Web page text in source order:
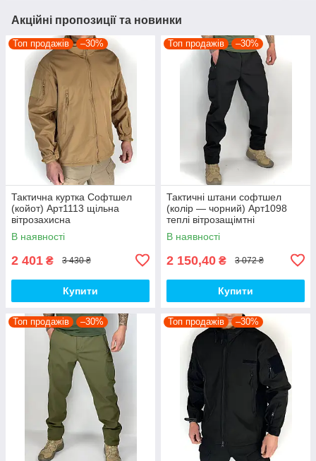
Акційні пропозиції та новинки
Топ продажів –30%
Тактична куртка Софтшел
(койот) Арт1113 щільна
вітрозахисна
водовідштовхувальна на
флісі топ
В наявності
2 401 ₴ 3 430 ₴
Купити
Топ продажів –30%
Тактичні штани софтшел
(колір — чорний) Арт1098
теплі вітрозащімтні
водовідштовхувальні на флісі
топ
В наявності
2 150,40 ₴ 3 072 ₴
Купити
Топ продажів –30% Топ продажів –30%